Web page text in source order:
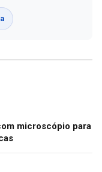
microscópio para